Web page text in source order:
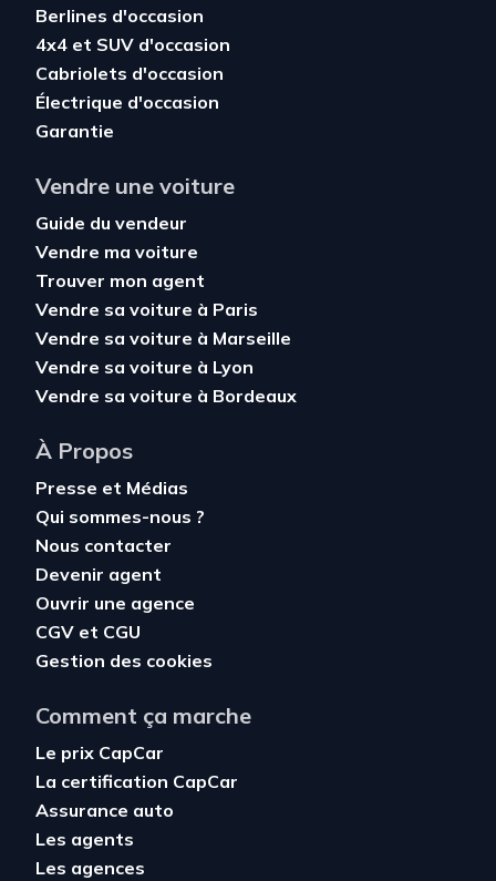
Berlines d'occasion
4x4 et SUV d'occasion
Cabriolets d'occasion
Électrique d'occasion
Garantie
Vendre une voiture
Guide du vendeur
Vendre ma voiture
Trouver mon agent
Vendre sa voiture à Paris
Vendre sa voiture à Marseille
Vendre sa voiture à Lyon
Vendre sa voiture à Bordeaux
À Propos
Presse et Médias
Qui sommes-nous ?
Nous contacter
Devenir agent
Ouvrir une agence
CGV et CGU
Gestion des cookies
Comment ça marche
Le prix CapCar
La certification CapCar
Assurance auto
Les agents
Les agences